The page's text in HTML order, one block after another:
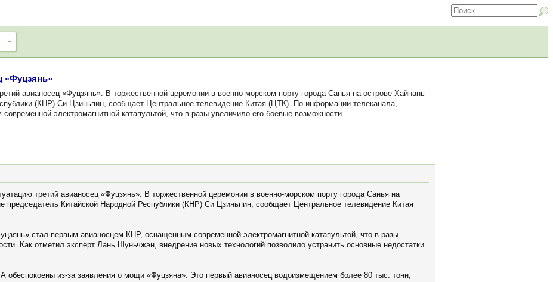
«Фуцзянь»
авианосец «Фуцзянь». В торжественной церемонии в военно-морском порту города Санья на острове Хайнань
(КНР) Си Цзиньпин, сообщает Центральное телевидение Китая (ЦТК). По информации телеканала,
электромагнитной катапультой, что в разы увеличило его боевые возможности.
третий авианосец «Фуцзянь». В торжественной церемонии в военно-морском порту города Санья на
председатель Китайской Народной Республики (КНР) Си Цзиньпин, сообщает Центральное телевидение Китая
стал первым авианосцем КНР, оснащенным современной электромагнитной катапультой, что в разы
Как отметил эксперт Лань Шуньчжэн, внедрение новых технологий позволило устранить основные недостатки
обеспокоены из-за заявления о мощи «Фуцзяна». Это первый авианосец водоизмещением более 80 тыс. тонн,